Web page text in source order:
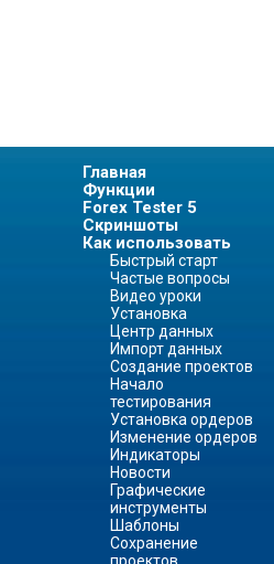
Главная
Функции
Forex Tester 5
Скриншоты
Как использовать
Быстрый старт
Частые вопросы
Видео уроки
Установка
Центр данных
Импорт данных
Создание проектов
Начало
тестирования
Установка ордеров
Изменение ордеров
Индикаторы
Новости
Графические
инструменты
Шаблоны
Сохранение